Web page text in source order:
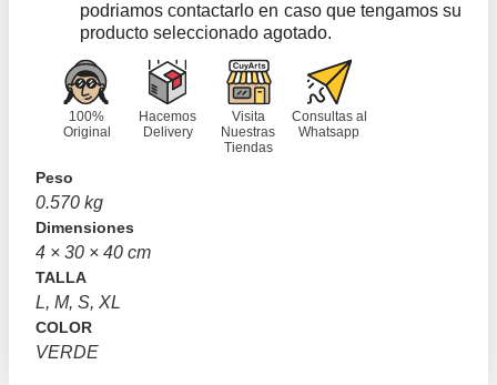
podriamos contactarlo en caso que tengamos su
producto seleccionado agotado.
100%
Original
Hacemos
Delivery
Visita
Nuestras
Tiendas
Consultas al
Whatsapp
Peso
0.570 kg
Dimensiones
4 × 30 × 40 cm
TALLA
L, M, S, XL
COLOR
VERDE